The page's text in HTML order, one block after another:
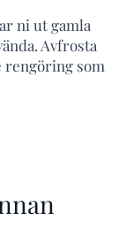
ni ut gamla
Avfrosta
rengöring som